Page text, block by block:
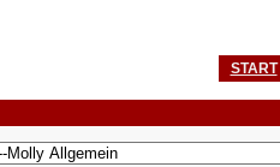
START